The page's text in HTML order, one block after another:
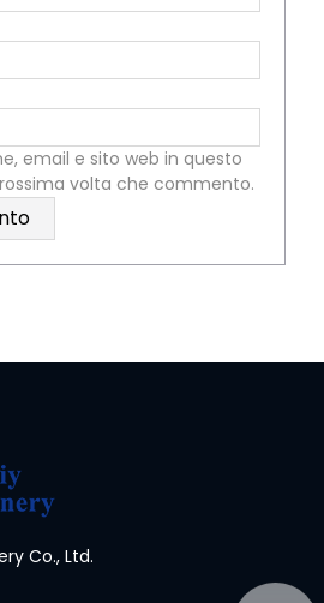
email e sito web in questo
volta che commento.
Co., Ltd.